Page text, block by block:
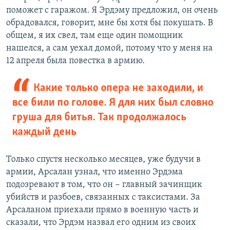
поможет с гаражом. Я Эрдэму предложил, он очень
обрадовался, говорит, мне бы хотя бы покушать. В
общем, я их свел, там еще один помощник
нашелся, а сам уехал домой, потому что у меня на
12 апреля была повестка в армию.
Какие только опера не заходили, и
все били по голове. Я для них был словно
груша для битья. Так продолжалось
каждый день
Только спустя несколько месяцев, уже будучи в
армии, Арсалан узнал, что именно Эрдэма
подозревают в том, что он − главный зачинщик
убийств и разбоев, связанных с таксистами. За
Арсаланом приехали прямо в военную часть и
сказали, что Эрдэм назвал его одним из своих